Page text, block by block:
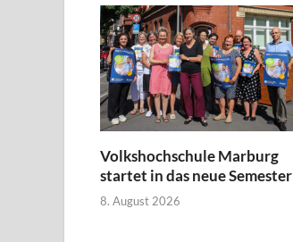
Volkshochschule Marburg
startet in das neue Semester
8. August 2026